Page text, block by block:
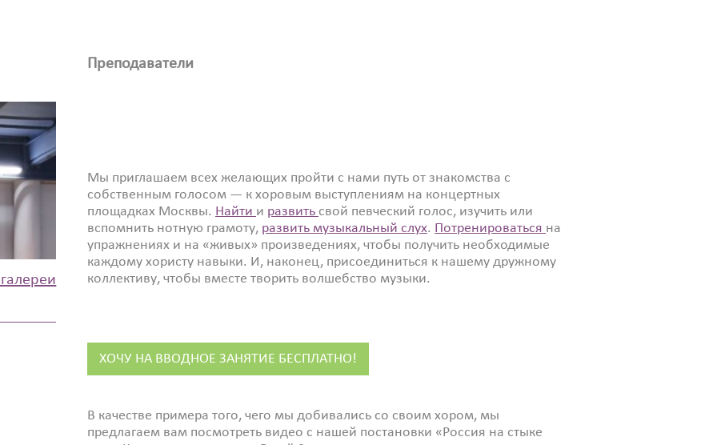
Преподаватели
Мы приглашаем всех желающих пройти с нами путь от знакомства с
собственным голосом — к хоровым выступлениям на концертных
площадках Москвы. Найти и развить свой певческий голос, изучить или
вспомнить нотную грамоту, развить музыкальный слух. Потренироваться на
упражнениях и на «живых» произведениях, чтобы получить необходимые
каждому хористу навыки. И, наконец, присоединиться к нашему дружному
коллективу, чтобы вместе творить волшебство музыки.
ХОЧУ НА ВВОДНОЕ ЗАНЯТИЕ БЕСПЛАТНО!
В качестве примера того, чего мы добивались со своим хором, мы
предлагаем вам посмотреть видео с нашей постановки «Россия на стыке